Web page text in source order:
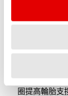
滾動阻力定
性，胎壓，
組的影響，但
圈提高輪胎支